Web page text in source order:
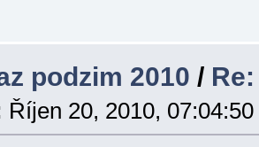
podzim 2010 /
Říjen 20, 2010,